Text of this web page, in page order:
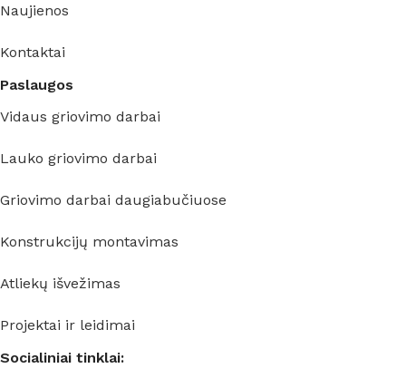
Naujienos
Kontaktai
Paslaugos
Vidaus griovimo darbai
Lauko griovimo darbai
Griovimo darbai daugiabučiuose
Konstrukcijų montavimas
Atliekų išvežimas
Projektai ir leidimai
Socialiniai tinklai: